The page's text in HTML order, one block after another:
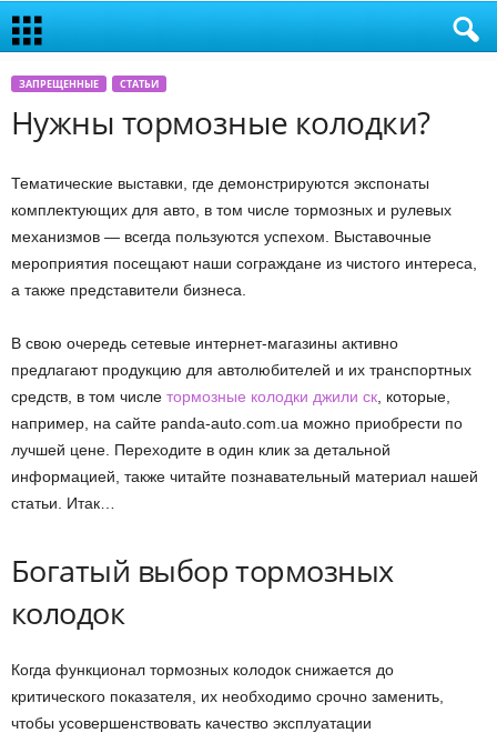
ЗАПРЕЩЕННЫЕ СТАТЬИ
Нужны тормозные колодки?
Тематические выставки, где демонстрируются экспонаты
комплектующих для авто, в том числе тормозных и рулевых
механизмов — всегда пользуются успехом. Выставочные
мероприятия посещают наши сограждане из чистого интереса,
а также представители бизнеса.
В свою очередь сетевые интернет-магазины активно
предлагают продукцию для автолюбителей и их транспортных
средств, в том числе тормозные колодки джили ск , которые,
например, на сайте panda-auto.com.ua можно приобрести по
лучшей цене. Переходите в один клик за детальной
информацией, также читайте познавательный материал нашей
статьи. Итак…
Богатый выбор тормозных
колодок
Когда функционал тормозных колодок снижается до
критического показателя, их необходимо срочно заменить,
чтобы усовершенствовать качество эксплуатации